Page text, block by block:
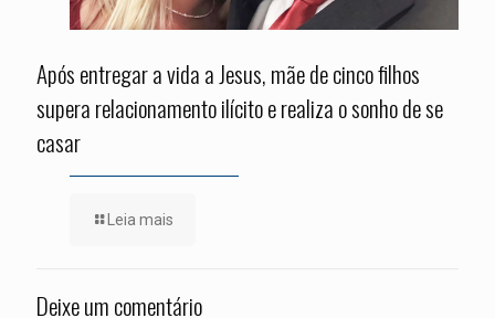
Após entregar a vida a Jesus, mãe de cinco filhos
supera relacionamento ilícito e realiza o sonho de se
casar
Leia mais
Deixe um comentário